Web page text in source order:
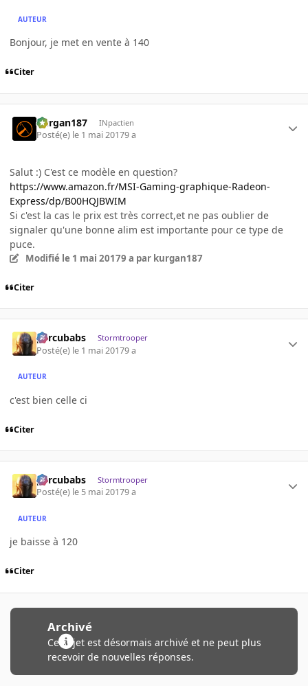
AUTEUR
Bonjour, je met en vente à 140
Citer
kurgan187 INpactien
Posté(e) le 1 mai 20179 a
Salut :) C'est ce modèle en question?
https://www.amazon.fr/MSI-Gaming-graphique-Radeon-
Express/dp/B00HQJBWIM
Si c'est la cas le prix est très correct,et ne pas oublier de
signaler qu'une bonne alim est importante pour ce type de
puce.
Modifié le 1 mai 20179 a par kurgan187
Citer
percubabs Stormtrooper
Posté(e) le 1 mai 20179 a
AUTEUR
c'est bien celle ci
Citer
percubabs Stormtrooper
Posté(e) le 5 mai 20179 a
AUTEUR
je baisse à 120
Citer
Archivé
Ce sujet est désormais archivé et ne peut plus
recevoir de nouvelles réponses.